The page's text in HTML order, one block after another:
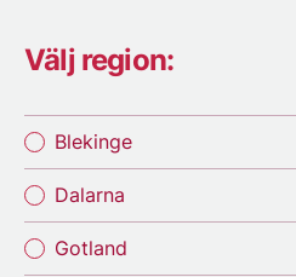
Välj region:
Blekinge
Dalarna
Gotland